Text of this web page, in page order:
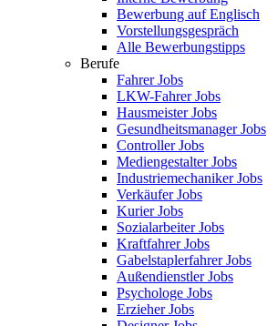
Bewerbung auf Englisch
Vorstellungsgespräch
Alle Bewerbungstipps
Berufe
Fahrer Jobs
LKW-Fahrer Jobs
Hausmeister Jobs
Gesundheitsmanager Jobs
Controller Jobs
Mediengestalter Jobs
Industriemechaniker Jobs
Verkäufer Jobs
Kurier Jobs
Sozialarbeiter Jobs
Kraftfahrer Jobs
Gabelstaplerfahrer Jobs
Außendienstler Jobs
Psychologe Jobs
Erzieher Jobs